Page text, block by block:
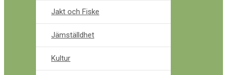
Jakt och Fiske
Jämställdhet
Kultur